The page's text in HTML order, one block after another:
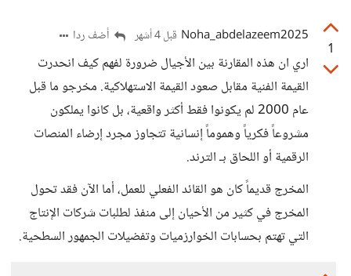
1
Noha_abdelazeem2025 قبل 4 أشهر أضف ردا
اري ان هذه المقارنة بين الأجيال ضرورة لفهم كيف انحدرت
القيمة الفنية مقابل صعود القيمة الاستهلاكية. مخرجو ما قبل
عام 2000 لم يكونوا فقط أكثر واقعية، بل كانوا يملكون
مشروعاً فكرياً وهموماً إنسانية تتجاوز مجرد إرضاء المنصات
الرقمية أو اللحاق بـ الترند.
المخرج قديماً كان هو القائد الفعلي للعمل، أما الآن فقد تحول
المخرج في كثير من الأحيان إلى منفذ لطلبات شركات الإنتاج
التي تهتم بحسابات الخوارزميات وتفضيلات الجمهور السطحية.